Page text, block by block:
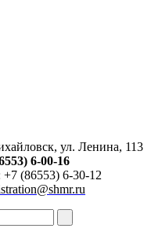
ул. Ленина, 113
6-00-16
(86553) 6-30-12